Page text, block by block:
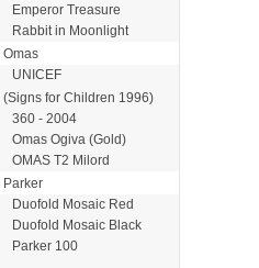
Emperor Treasure
Rabbit in Moonlight
Omas
UNICEF
(Signs for Children 1996)
360 - 2004
Omas Ogiva (Gold)
OMAS T2 Milord
Parker
Duofold Mosaic Red
Duofold Mosaic Black
Parker 100